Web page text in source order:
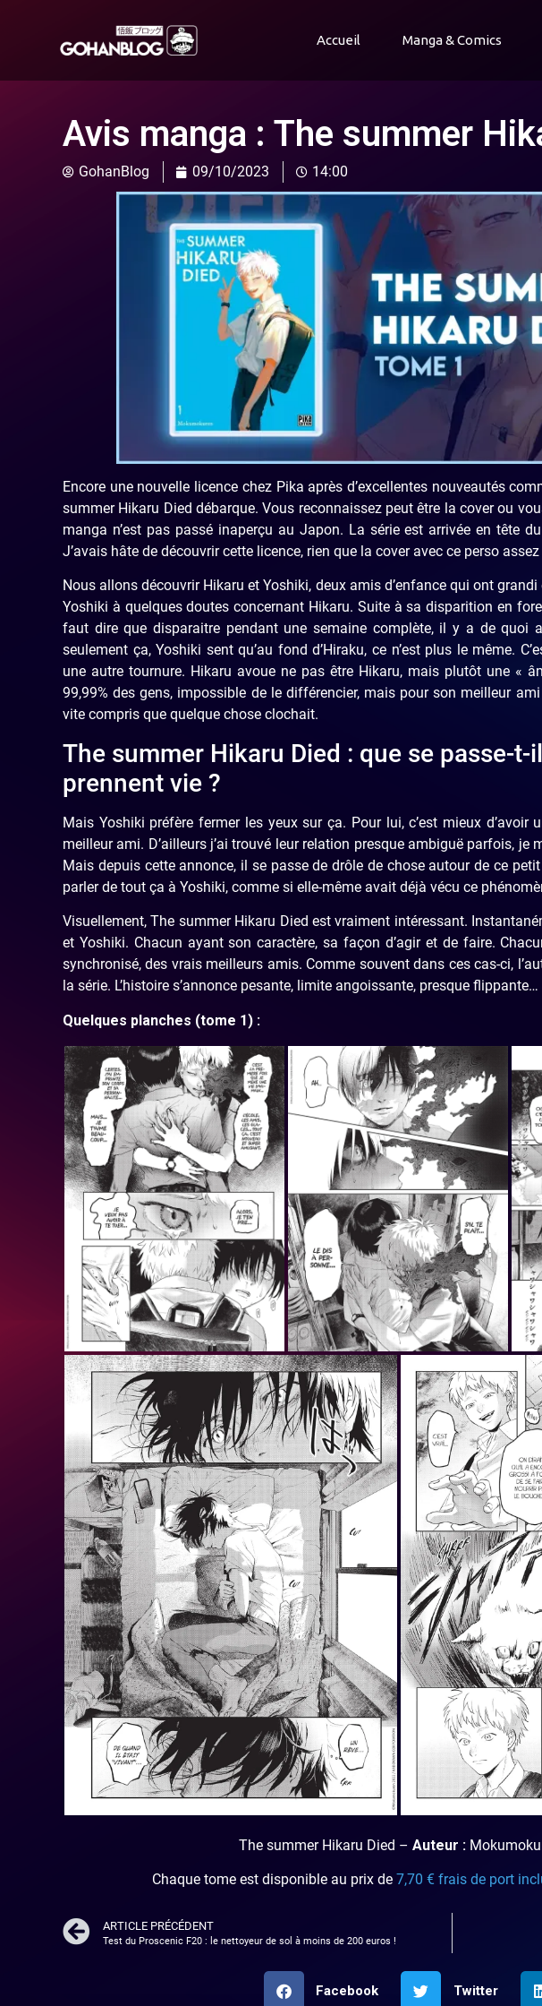
Accueil Manga & Comics
Avis manga : The summer
GohanBlog 09/10/2023 14:00
Encore une nouvelle licence chez Pika après d’excellentes nouveautés
summer Hikaru Died débarque. Vous reconnaissez peut être la cover ou
manga n’est pas passé inaperçu au Japon. La série est arrivée en tête
J’avais hâte de découvrir cette licence, rien que la cover avec ce perso
Nous allons découvrir Hikaru et Yoshiki, deux amis d’enfance qui ont
Yoshiki à quelques doutes concernant Hikaru. Suite à sa disparition en
faut dire que disparaitre pendant une semaine complète, il y a de quoi
seulement ça, Yoshiki sent qu’au fond d’Hiraku, ce n’est plus le même.
une autre tournure. Hikaru avoue ne pas être Hikaru, mais plutôt une «
99,99% des gens, impossible de le différencier, mais pour son meilleur
vite compris que quelque chose clochait.
The summer Hikaru Died : que se passe-
prennent vie ?
Mais Yoshiki préfère fermer les yeux sur ça. Pour lui, c’est mieux
meilleur ami. D’ailleurs j’ai trouvé leur relation presque ambiguë parfois, je
Mais depuis cette annonce, il se passe de drôle de chose autour de ce
parler de tout ça à Yoshiki, comme si elle-même avait déjà vécu ce
Visuellement, The summer Hikaru Died est vraiment intéressant.
et Yoshiki. Chacun ayant son caractère, sa façon d’agir et de faire.
synchronisé, des vrais meilleurs amis. Comme souvent dans ces cas-ci,
la série. L’histoire s’annonce pesante, limite angoissante, presque
Quelques planches (tome 1) :
The summer Hikaru Died – Auteur :
Chaque tome est disponible au prix de 7,70 € frais de port
ARTICLE PRÉCÉDENT
Test du Proscenic F20 : le nettoyeur de sol à moins de 200 euros !
Facebook Twitter